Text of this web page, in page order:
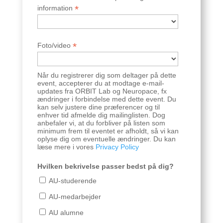
information *
Foto/video *
Når du registrerer dig som deltager på dette
event, accepterer du at modtage e-mail-
updates fra ORBIT Lab og Neuropace, fx
ændringer i forbindelse med dette event. Du
kan selv justere dine præferencer og til
enhver tid afmelde dig mailinglisten. Dog
anbefaler vi, at du forbliver på listen som
minimum frem til eventet er afholdt, så vi kan
oplyse dig om eventuelle ændringer. Du kan
læse mere i vores Privacy Policy
Hvilken bekrivelse passer bedst på dig?
AU-studerende
AU-medarbejder
AU alumne